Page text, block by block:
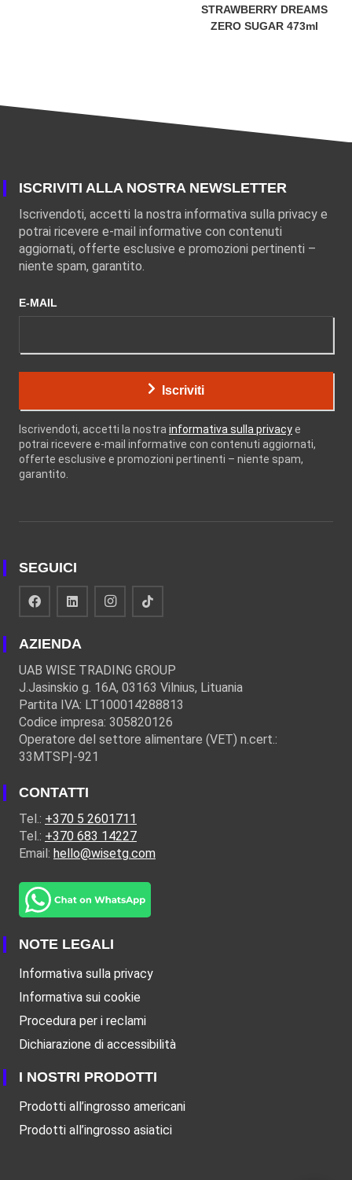
STRAWBERRY DREAMS
ZERO SUGAR 473ml
ISCRIVITI ALLA NOSTRA NEWSLETTER
Iscrivendoti, accetti la nostra informativa sulla privacy e
potrai ricevere e-mail informative con contenuti
aggiornati, offerte esclusive e promozioni pertinenti –
niente spam, garantito.
E-MAIL
Iscriviti
Iscrivendoti, accetti la nostra informativa sulla privacye
potrai ricevere e-mail informative con contenuti aggiornati,
offerte esclusive e promozioni pertinenti – niente spam,
garantito.
SEGUICI
AZIENDA
UAB WISE TRADING GROUP
J.Jasinskio g. 16A, 03163 Vilnius, Lituania
Partita IVA: LT100014288813
Codice impresa: 305820126
Operatore del settore alimentare (VET) n.cert.:
33MTSPĮ-921
CONTATTI
Tel.: +370 5 2601711
Tel.: +370 683 14227
Email: hello@wisetg.com
NOTE LEGALI
Informativa sulla privacy
Informativa sui cookie
Procedura per i reclami
Dichiarazione di accessibilità
I NOSTRI PRODOTTI
Prodotti all’ingrosso americani
Prodotti all’ingrosso asiatici